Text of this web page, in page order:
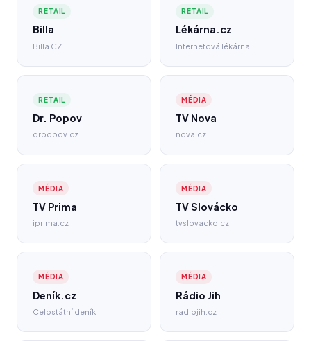
RETAIL
Billa
Billa CZ
RETAIL
Lékárna.cz
Internetová lékárna
RETAIL
Dr. Popov
drpopov.cz
MÉDIA
TV Nova
nova.cz
MÉDIA
TV Prima
iprima.cz
MÉDIA
TV Slovácko
tvslovacko.cz
MÉDIA
Deník.cz
Celostátní deník
MÉDIA
Rádio Jih
radiojih.cz